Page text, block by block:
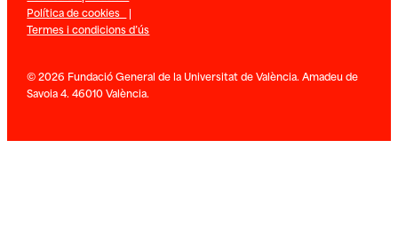
Política de cookies |
Termes i condicions d’ús
© 2026 Fundació General de la Universitat de València. Amadeu de
Savoia 4. 46010 València.